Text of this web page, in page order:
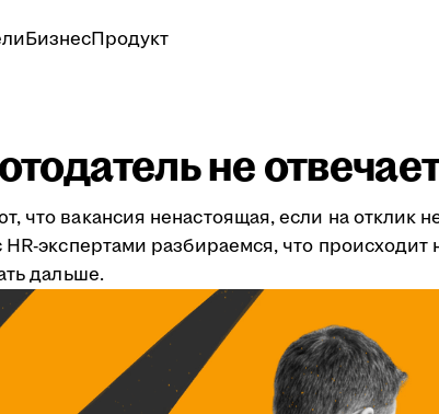
БизнесПродукт
не
что вакансия ненастоящая, если на
экспертами разбираемся, что
дальше.